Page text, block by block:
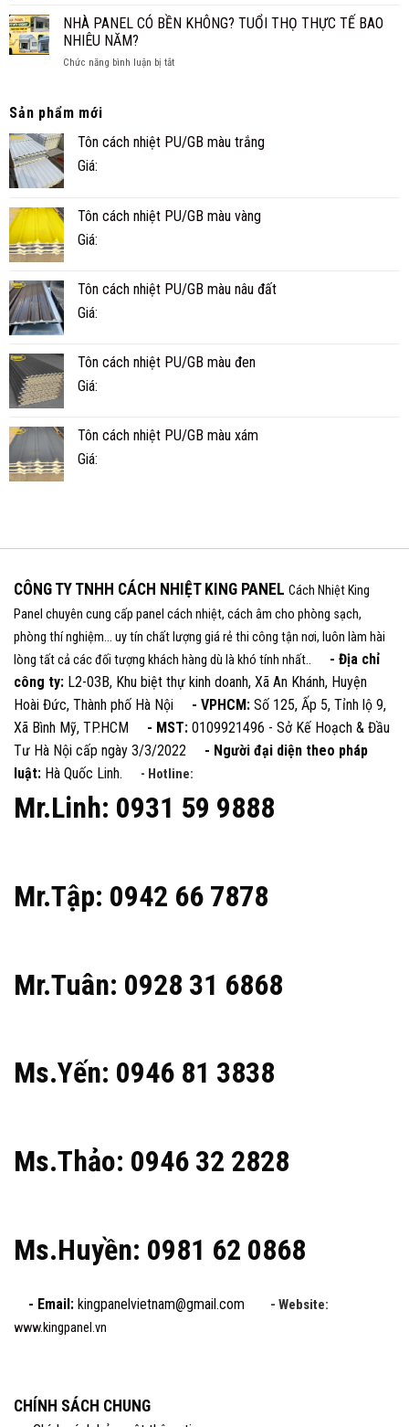
NHANH
SÀN,
PANEL
TÔN
CÔNG
CÀ
NHÀ PANEL CÓ BỀN KHÔNG? TUỔI THỌ THỰC TẾ BAO
NHIÊU NĂM?
Chức năng bình luận bị tắtở
KHÔNG?
BAO
Sản phẩm mới
Tôn cách nhiệt PU/GB màu trắng
Giá:
Tôn cách nhiệt PU/GB màu vàng
Giá:
Tôn cách nhiệt PU/GB màu nâu đất
Giá:
Tôn cách nhiệt PU/GB màu đen
Giá:
Tôn cách nhiệt PU/GB màu xám
Giá:
CÔNG TY TNHH CÁCH NHIỆT KING PANEL Cách Nhiệt King
Panel chuyên cung cấp panel cách nhiệt, cách âm cho phòng sạch,
phòng thí nghiệm... uy tín chất lượng giá rẻ thi công tận nơi, luôn làm hài
lòng tất cả các đối tượng khách hàng dù là khó tính nhất..
- Địa chỉ
công ty: L2-03B, Khu biệt thự kinh doanh, Xã An Khánh, Huyện
Hoài Đức, Thành phố Hà Nội - VPHCM: Số 125, Ấp 5, Tỉnh lộ 9,
Xã Bình Mỹ, TP.HCM - MST: 0109921496 - Sở Kế Hoạch & Đầu
Tư Hà Nội cấp ngày 3/3/2022 - Người đại diện theo pháp
luật: Hà Quốc Linh. - Hotline:
Mr.Linh: 0931 59 9888
Mr.Tập: 0942 66 7878
Mr.Tuân: 0928 31 6868
Ms.Yến: 0946 81 3838
Ms.Thảo: 0946 32 2828
Ms.Huyền: 0981 62 0868
- Email: kingpanelvietnam@gmail.com - Website:
www.kingpanel.vn
CHÍNH SÁCH CHUNG